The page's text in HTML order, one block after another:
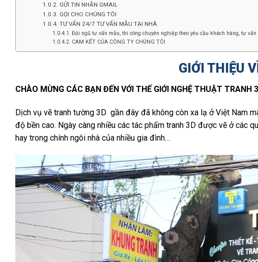
GỬI TIN NHẮN GMAIL
GỌI CHO CHÚNG TÔI
TƯ VẤN 24/7 TƯ VẤN MẪU TẠI NHÀ
Đội ngũ tư vấn mẫu, thi công chuyên nghiệp theo yêu cầu khách hàng, tư
CAM KẾT CỦA CÔNG TY CHÚNG TÔI
GIỚI THIỆU
CHÀO MỪNG CÁC BẠN ĐẾN VỚI THẾ GIỚI NGHỆ THUẬT TRANH
Dịch vụ vẽ tranh tường 3D gần đây đã không còn xa lạ ở Việt Nam
độ bền cao. Ngày càng nhiều các tác phẩm tranh 3D được vẽ ở các
hay trong chính ngôi nhà của nhiều gia đình…